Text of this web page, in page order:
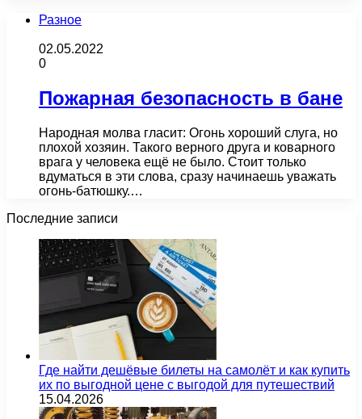
Разное
02.05.2022
0
Пожарная безопасность в бане
Народная молва гласит: Огонь хороший слуга, но
плохой хозяин. Такого верного друга и коварного
врага у человека ещё не было. Стоит только
вдуматься в эти слова, сразу начинаешь уважать
огонь-батюшку.…
Последние записи
Где найти дешёвые билеты на самолёт и как купить
их по выгодной цене с выгодой для путешествий
15.04.2026